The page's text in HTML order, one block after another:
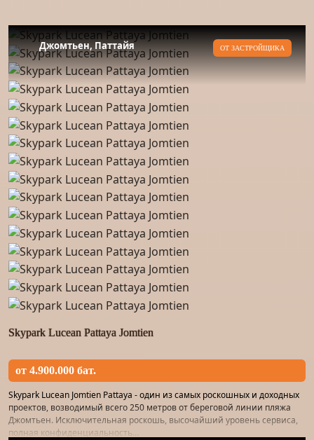
Джомтьен, Паттайя ОТ ЗАСТРОЙЩИКА
Skypark Lucean Pattaya Jomtien
от 4.900.000 бат.
Skypark Lucean Jomtien Pattaya - один из самых роскошных и доходных
проектов, возводимый всего 250 метров от береговой линии пляжа
Джомтьен. Исключительная роскошь, высочайший уровень сервиса,
полная конфиденциальность...